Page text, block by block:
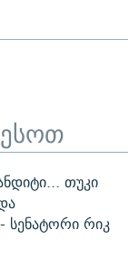
თუკი
სენატორი რიკ